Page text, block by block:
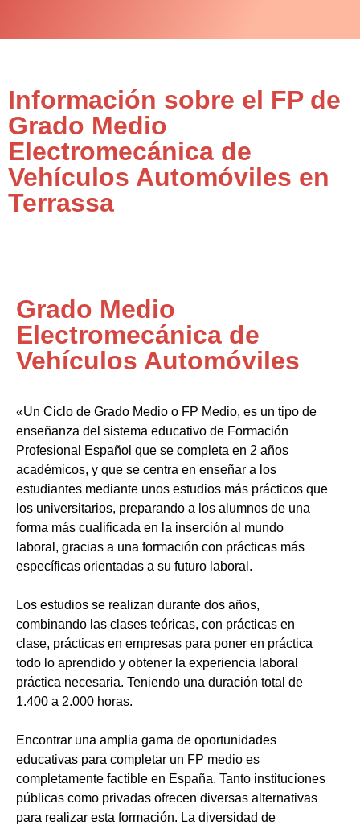
Información sobre el FP de
Grado Medio
Electromecánica de
Vehículos Automóviles en
Terrassa
Grado Medio
Electromecánica de
Vehículos Automóviles
«Un Ciclo de Grado Medio o FP Medio, es un tipo de
enseñanza del sistema educativo de Formación
Profesional Español que se completa en 2 años
académicos, y que se centra en enseñar a los
estudiantes mediante unos estudios más prácticos que
los universitarios, preparando a los alumnos de una
forma más cualificada en la inserción al mundo
laboral, gracias a una formación con prácticas más
específicas orientadas a su futuro laboral.
Los estudios se realizan durante dos años,
combinando las clases teóricas, con prácticas en
clase, prácticas en empresas para poner en práctica
todo lo aprendido y obtener la experiencia laboral
práctica necesaria. Teniendo una duración total de
1.400 a 2.000 horas.
Encontrar una amplia gama de oportunidades
educativas para completar un FP medio es
completamente factible en España. Tanto instituciones
públicas como privadas ofrecen diversas alternativas
para realizar esta formación. La diversidad de